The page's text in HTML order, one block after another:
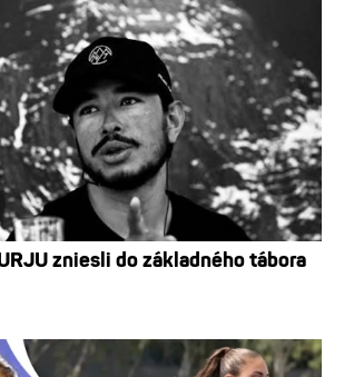
zniesli do základného tábora